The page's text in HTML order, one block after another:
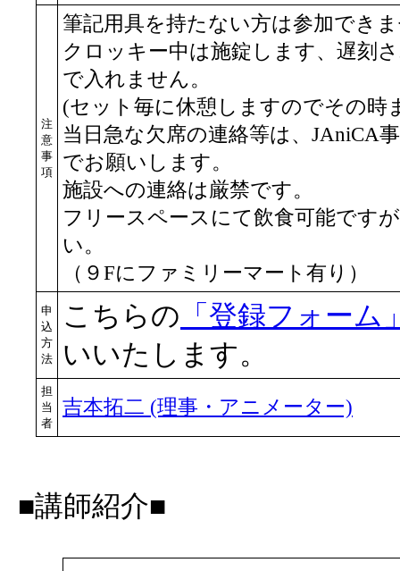
注
意
事
項
筆記用具を持たない方は参加でき
クロッキー中は施錠します、遅刻
で入れません。
(セット毎に休憩しますのでその時
当日急な欠席の連絡等は、JAniCA事
でお願いします。
施設への連絡は厳禁です。
フリースペースにて飲食可能です
い。
（９Fにファミリーマート有り）
申
込
方
法
こちらの 「登録フォーム
いいたします。
担
当
者
吉本拓二 (理事・アニメーター)
■講師紹介■